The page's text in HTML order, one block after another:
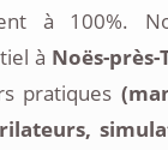
à 100%.
à Noës-près-
pratiques